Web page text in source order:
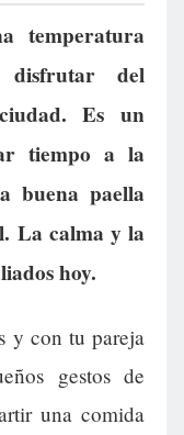
temperatura
disfrutar del
Es un
tiempo a la
buena paella
La calma y la
hoy.
y con tu pareja
gestos de
una comida